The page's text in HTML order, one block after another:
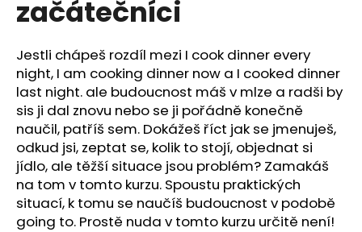
začátečníci
Jestli chápeš rozdíl mezi I cook dinner every
night, I am cooking dinner now a I cooked dinner
last night. ale budoucnost máš v mlze a radši by
sis ji dal znovu nebo se ji pořádně konečně
naučil, patříš sem. Dokážeš říct jak se jmenuješ,
odkud jsi, zeptat se, kolik to stojí, objednat si
jídlo, ale těžší situace jsou problém? Zamakáš
na tom v tomto kurzu. Spoustu praktických
situací, k tomu se naučíš budoucnost v podobě
going to. Prostě nuda v tomto kurzu určitě není!
a
í
t
?
HLEDAT